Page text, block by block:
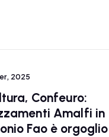
2025
Confeuro:
Amalfi in
Fao è